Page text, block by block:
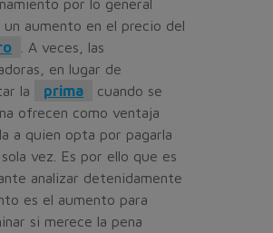
por lo general
un aumento en el precio del
. A veces, las
en lugar de
la
prima
cuando se
ofrecen como ventaja
a quien opta por pagarla
vez. Es por ello que es
analizar detenidamente
es el aumento para
si merece la pena